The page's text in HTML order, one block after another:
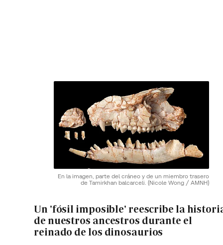
En la imagen, parte del cráneo y de un miembro trasero
de Tamirkhan balcarceli. (Nicole Wong / AMNH)
Un 'fósil imposible' reescribe la
de nuestros ancestros durante el
reinado de los dinosaurios